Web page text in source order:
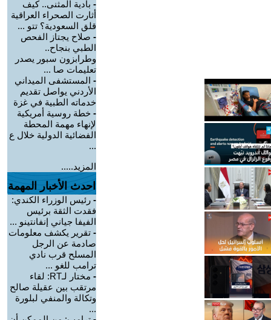
- بادية المثنى.. كيف
أثارت الصحراء العراقية
قلق السعودية؟ تتو ...
- صلاح يجتاز الفحص
الطبي بنجاح..
وطرابزون سبور يصدر
تعليمات صا ...
- المستشفى الميداني
الأردني يواصل تقديم
خدماته الطبية في غزة
- خطة روسية أمريكية
لإنهاء مهمة المحطة
الفضائية الدولية خلال ع
...
المزيد.....
احدث الأخبار المهمة
- رئيس الوزراء الكندي:
فقدت الثقة برئيس
الفيفا جياني إنفانتينو ...
- تقرير يكشف معلومات
صادمة عن الرجل
المسلح قرب نادي
ترامب للغو ...
-
مختار لـRT: لقاء
مرتقب بين عقيلة صالح
وتكالة والمنفي لبلورة
...